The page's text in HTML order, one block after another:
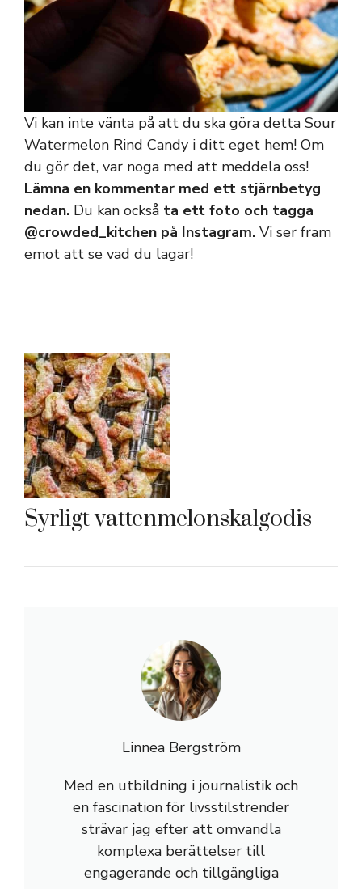
Vi kan inte vänta på att du ska göra detta Sour
Watermelon Rind Candy i ditt eget hem! Om
du gör det, var noga med att meddela oss!
Lämna en kommentar med ett stjärnbetyg
nedan. Du kan också ta ett foto och tagga
@crowded_kitchen på Instagram. Vi ser fram
emot att se vad du lagar!
Syrligt vattenmelonskalgodis
Linnea Bergström
Med en utbildning i journalistik och
en fascination för livsstilstrender
strävar jag efter att omvandla
komplexa berättelser till
engagerande och tillgängliga